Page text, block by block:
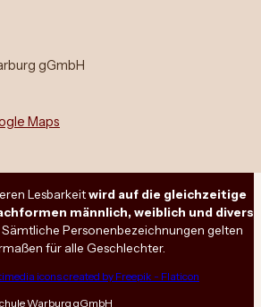
gGmbH
Maps
Lesbarkeitwird auf die gleichzeitige
männlich, weiblich und divers
. Sämtliche Personenbezeichnungen gelten
für alle Geschlechter.
icons created by Freepik - Flaticon
Warburg gGmbH